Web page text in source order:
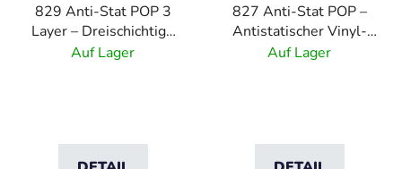
829 Anti-Stat POP 3
Layer – Dreischichtige
antistatische ESD-
Auf Lager
827 Anti-Stat POP –
Antistatischer Vinyl-
Arbeitsboden
Auf Lager